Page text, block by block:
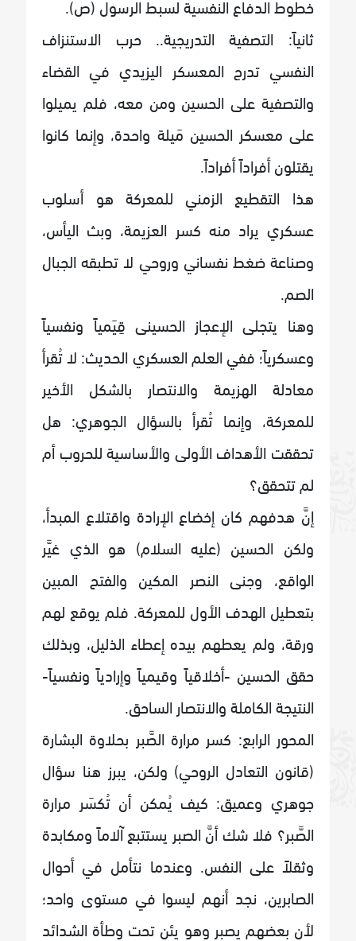
خطوط الدفاع النفسية لسبط الرسول (ص).
ثانياً: التصفية التدريجية.. حرب الاستنزاف
النفسي تدرج المعسكر اليزيدي في القضاء
والتصفية على الحسين ومن معه، فلم يميلوا
على معسكر الحسين مَيلة واحدة، وإنما كانوا
يقتلون أفراداً أفراداً.
هذا التقطيع الزمني للمعركة هو أسلوب
عسكري يراد منه كسر العزيمة، وبث اليأس،
وصناعة ضغط نفساني وروحي لا تطبقه الجبال
الصم.
وهنا يتجلى الإعجاز الحسينى قِيَمياً ونفسياً
وعسكرياً؛ ففي العلم العسكري الحديث: لا تُقرأ
معادلة الهزيمة والانتصار بالشكل الأخير
للمعركة، وإنما تُقرأ بالسؤال الجوهري: هل
تحققت الأهداف الأولى والأساسية للحروب أم
لم تتحقق؟
إنَّ هدفهم كان إخضاع الإرادة واقتلاع المبدأ،
ولكن الحسين (عليه السلام) هو الذي غيَّر
الواقع، وجنى النصر المكين والفتح المبين
بتعطيل الهدف الأول للمعركة. فلم يوقع لهم
ورقة، ولم يعطهم بيده إعطاء الذليل، وبذلك
حقق الحسين -أخلاقياً وقيمياً وإرادياً ونفسياً-
النتيجة الكاملة والانتصار الساحق.
المحور الرابع: كسر مرارة الصَّبر بحلاوة البشارة
(قانون التعادل الروحي) ولكن، يبرز هنا سؤال
جوهري وعميق: كيف يُمكن أن تُكسَر مرارة
الصَّبر؟ فلا شك أنَّ الصبر يستتبع آلاماً ومكابدة
وثقلاً على النفس. وعندما نتأمل في أحوال
الصابرين، نجد أنهم ليسوا في مستوى واحد؛
لأن بعضهم يصبر وهو يئن تحت وطأة الشدائد